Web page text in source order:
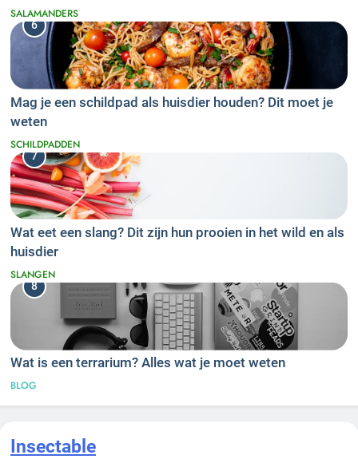
SALAMANDERS
6
Mag je een schildpad als huisdier houden? Dit moet je
weten
SCHILDPADDEN
7
Wat eet een slang? Dit zijn hun prooien in het wild en als
huisdier
SLANGEN
8
Wat is een terrarium? Alles wat je moet weten
BLOG
Insectable